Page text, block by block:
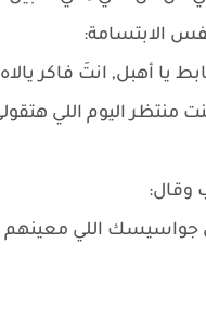
الابتسامة:
أهبل, انتَ فاكر
منتظر اليوم اللي
وقال:
اللي معينهم